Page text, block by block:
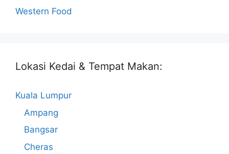
Western Food
Lokasi Kedai & Tempat Makan:
Kuala Lumpur
Ampang
Bangsar
Cheras